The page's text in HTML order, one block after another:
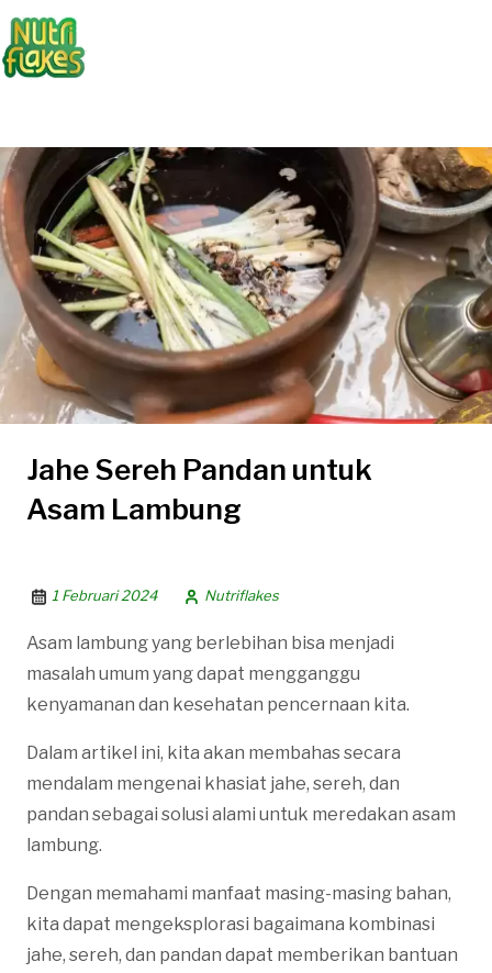
Jahe Sereh Pandan untuk
Asam Lambung
1 Februari 2024 Nutriflakes
Asam lambung yang berlebihan bisa menjadi
masalah umum yang dapat mengganggu
kenyamanan dan kesehatan pencernaan kita.
Dalam artikel ini, kita akan membahas secara
mendalam mengenai khasiat jahe, sereh, dan
pandan sebagai solusi alami untuk meredakan asam
lambung.
Dengan memahami manfaat masing-masing bahan,
kita dapat mengeksplorasi bagaimana kombinasi
jahe, sereh, dan pandan dapat memberikan bantuan